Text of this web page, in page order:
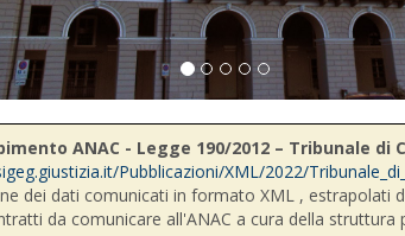
ANAC - Legge 190/2012 – Tribunale di
Pubblicazioni/XML/2022/
dei dati comunicati in formato XML , estrapolati
da comunicare all'ANAC a cura della struttura